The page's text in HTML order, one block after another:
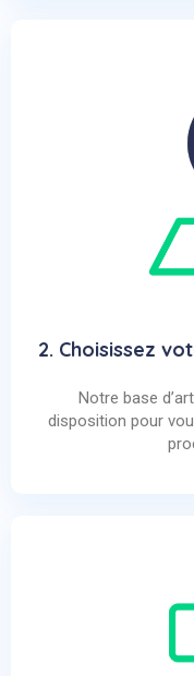
2. Choisissez
Notre base
disposition pour